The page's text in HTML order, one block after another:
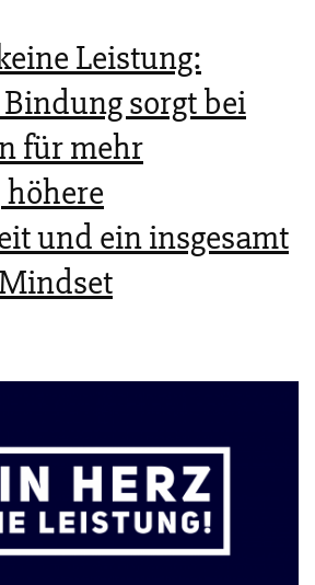
Leistung:
sorgt bei
für mehr
und ein insgesamt